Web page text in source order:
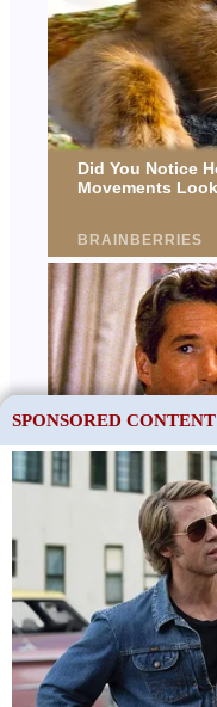
SPONSORED CONTENT